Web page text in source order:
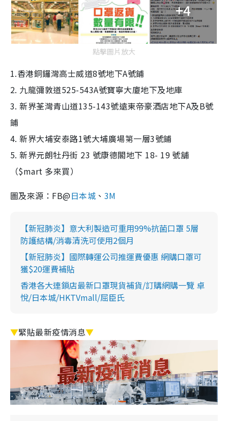
+4
點擊圖片放大
1.香港銅鑼灣高士威道8號地下A號鋪
2. 九龍彌敦道525-543A號寶寧大廈地下及地庫
3.新界荃灣青山道135-143號遠東帝豪酒店地下A及B號
鋪
4.新界大埔安泰路1號大埔廣場第一層3號鋪
5.新界元朗牡丹街 23 號康德閣地下 18- 19 號舖
（$mart 多來買）
圖及來源：FB@日本城 、 3M
【新冠肺炎】意大利製造可重用99%抗菌口罩 5層
防護結構/消毒清洗可使用2個月
【新冠肺炎】國際轉運公司推運費優惠 網購口罩可
獲$20運費補貼
香港各大連鎖店最新口罩現貨補貨/訂購網購一覽 卓
悅/日本城/HKTVmall/屈臣氏
▼緊貼最新疫情消息▼